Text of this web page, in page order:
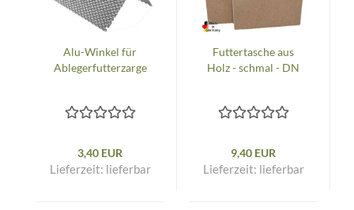
Alu-Winkel für
Ablegerfutterzarge
3,40 EUR
Lieferzeit: lieferbar
Futtertasche aus
Holz - schmal - DN
9,40 EUR
Lieferzeit: lieferbar